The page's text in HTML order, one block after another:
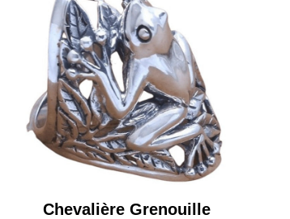
Chevalière Grenouille